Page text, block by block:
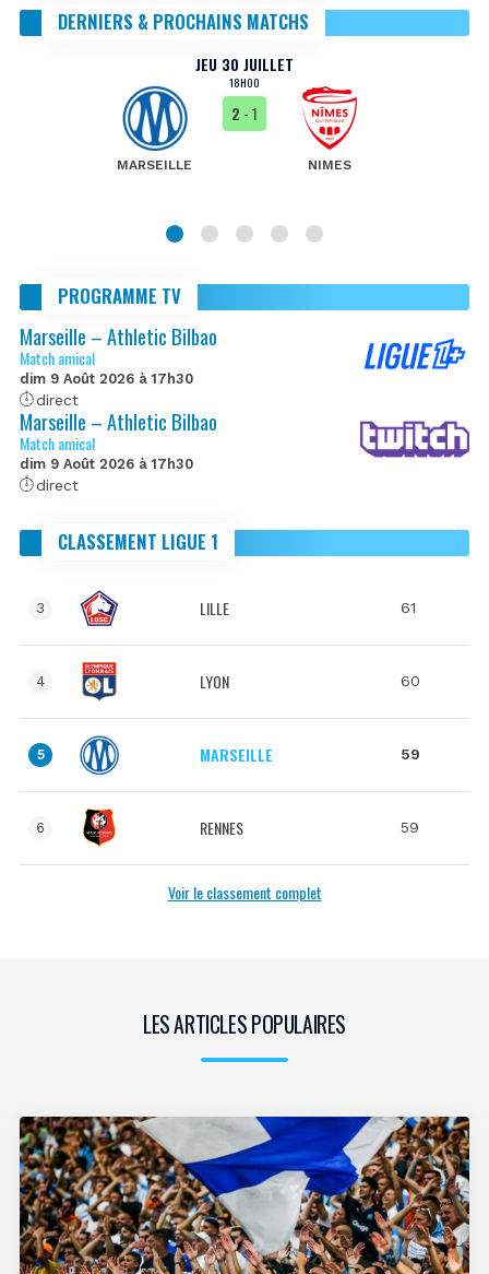
DERNIERS & PROCHAINS MATCHS
JEU 30 JUILLET
18H00
MARSEILLE
2 - 1
NIMES
PROGRAMME TV
Marseille – Athletic Bilbao
Match amical
dim 9 Août 2026 à 17h30
direct
Marseille – Athletic Bilbao
Match amical
dim 9 Août 2026 à 17h30
direct
CLASSEMENT LIGUE 1
3 LILLE 61
4 LYON 60
5 MARSEILLE 59
6 RENNES 59
Voir le classement complet
LES ARTICLES POPULAIRES